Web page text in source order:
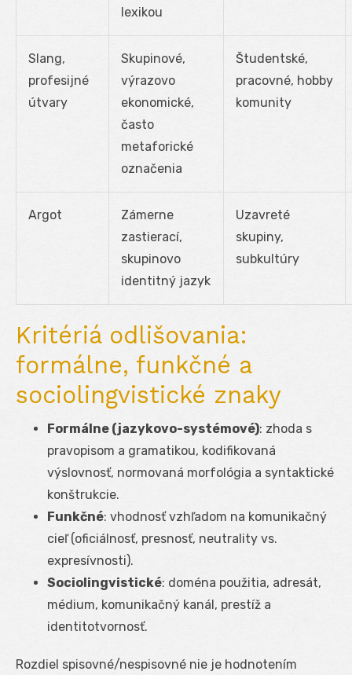
lexikou
Slang,
profesijné
útvary
Skupinové,
výrazovo
ekonomické,
často
metaforické
označenia
Študentské,
pracovné, hobby
komunity
Argot
Zámerne
zastierací,
skupinovo
identitný jazyk
Uzavreté
skupiny,
subkultúry
Kritériá odlišovania:
formálne, funkčné a
sociolingvistické znaky
Formálne (jazykovo-systémové): zhoda s
pravopisom a gramatikou, kodifikovaná
výslovnosť, normovaná morfológia a syntaktické
konštrukcie.
Funkčné: vhodnosť vzhľadom na komunikačný
cieľ (oficiálnosť, presnosť, neutrality vs.
expresívnosti).
Sociolingvistické: doména použitia, adresát,
médium, komunikačný kanál, prestíž a
identitotvornosť.
Rozdiel spisovné/nespisovné nie je hodnotením